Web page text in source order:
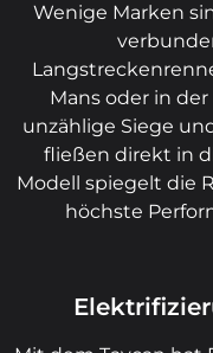
Wenige Marken
Mans oder in
unzählige Siege
fließen direkt in
Modell spiegelt die
höchste